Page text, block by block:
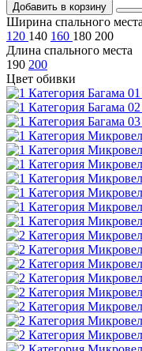
Добавить в корзину
Ширина спального места
120 140 160 180 200
Длина спального места
190 200
Цвет обивки